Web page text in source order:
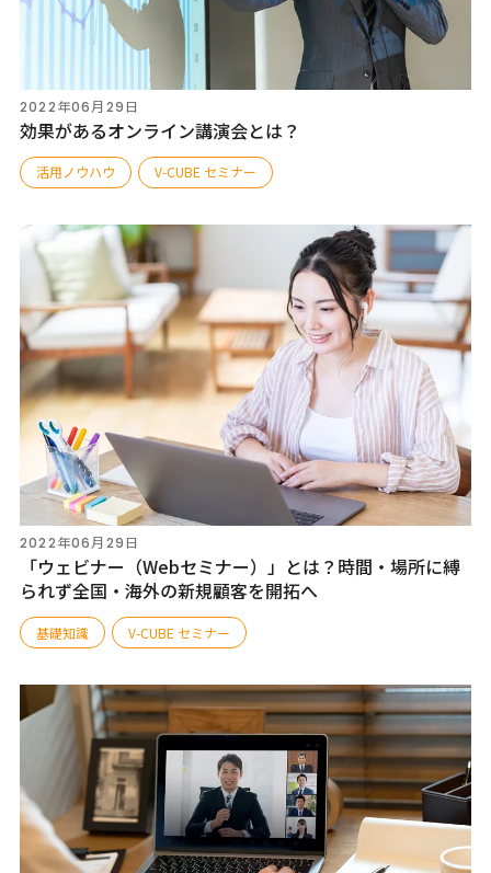
2022年06月29日
効果があるオンライン講演会とは？
活用ノウハウ V-CUBE セミナー
2022年06月29日
「ウェビナー（Webセミナー）」とは？時間・場所に縛
られず全国・海外の新規顧客を開拓へ
基礎知識 V-CUBE セミナー